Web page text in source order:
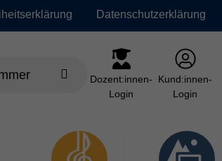
Datenschutzerklärung
Dozent:innen-
Login
Kund:innen-
Login